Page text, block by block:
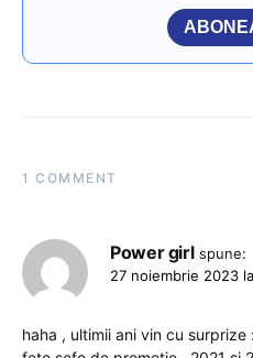
1 COMMENT
Power girl spune:
27 noiembrie 2023
haha , ultimii ani vin cu